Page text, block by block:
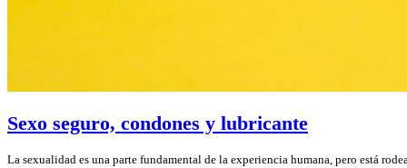
Sexo seguro, condones y lubricante
La sexualidad es una parte fundamental de la experiencia humana, pero está